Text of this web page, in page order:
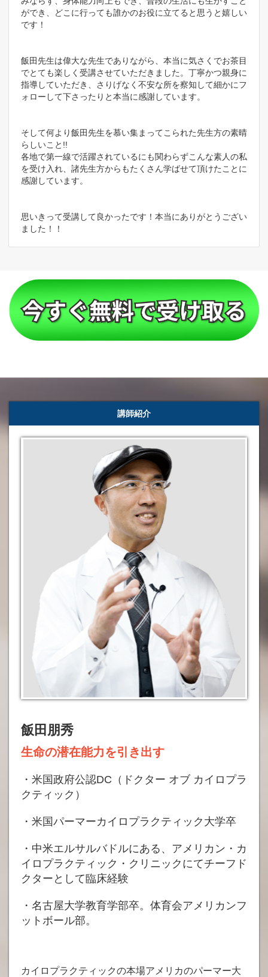
ができ、どこに行っても誰かのお役に立てると思うと嬉しい
です！
飯田先生は偉大な先生でありながら、本当に気さくでお茶目
でとても楽しく受講させていただきました。丁寧かつ親身に
指導していただき、さりげなく不安な所を察知して細かにフ
ォローして下さったりと本当に感謝しています。
そして何より飯田先生を慕い集まってこられた先生方の素晴
らしいこと!!
各地で第一線で活躍されているにも関わらずこんな素人の私
を受け入れ、諸先生方からもたくさん学ばせて頂けたことに
感謝しています。
思いきって受講して良かったです！本当にありがとうござい
ました！！
講師紹介
飯田朋秀
生命の潜在能力を引き出す
・米国政府公認DC（ドクター オブ カイロプラ
クティック）
・米国パーマーカイロプラクティック大学卒
・中米エルサルバドルにある、アメリカン・カ
イロプラクティック・クリニックにてチーフド
クターとして臨床経験
・名古屋大学教育学部卒。体育会アメリカンフ
ットボール部。
カイロプラクティックの本場アメリカのパーマー大